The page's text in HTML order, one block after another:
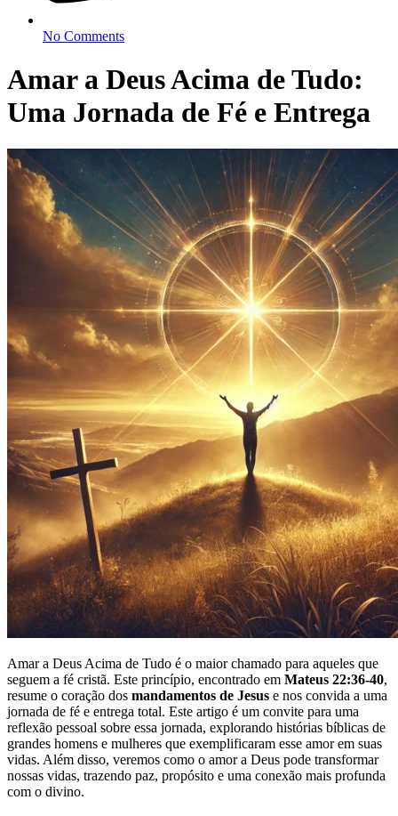
No Comments
Amar a Deus Acima de Tudo:
Uma Jornada de Fé e Entrega
Amar a Deus Acima de Tudo é o maior chamado para aqueles que
seguem a fé cristã. Este princípio, encontrado em Mateus 22:36-40,
resume o coração dos mandamentos de Jesus e nos convida a uma
jornada de fé e entrega total. Este artigo é um convite para uma
reflexão pessoal sobre essa jornada, explorando histórias bíblicas de
grandes homens e mulheres que exemplificaram esse amor em suas
vidas. Além disso, veremos como o amor a Deus pode transformar
nossas vidas, trazendo paz, propósito e uma conexão mais profunda
com o divino.